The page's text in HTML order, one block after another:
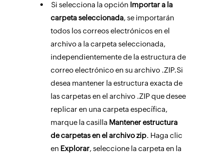
Si selecciona la opción Importar a la
carpeta seleccionada, se importarán
todos los correos electrónicos en el
archivo a la carpeta seleccionada,
independientemente de la estructura de
correo electrónico en su archivo .ZIP.Si
desea mantener la estructura exacta de
las carpetas en el archivo .ZIP que desee
replicar en una carpeta específica,
marque la casilla Mantener estructura
de carpetas en el archivo zip. Haga clic
en Explorar, seleccione la carpeta en la